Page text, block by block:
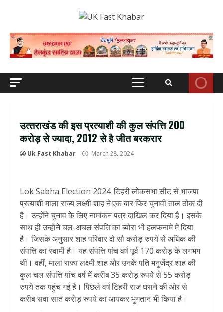
Primary
उत्‍तराखंड की इस प्रत्‍याशी की कुल संपत्ति 200
करोड़ से ज्‍यादा, 2012 से है जीत बरकरार
Uk Fast Khabar March 28, 2024
Lok Sabha Election 2024: टिहरी लोकसभा सीट से भाजपा
प्रत्याशी माला राज्य लक्ष्मी शाह ने एक बार फिर चुनावी ताल ठोक दी
है। उन्होंने चुनाव के लिए नामांकन पत्र दाखिल कर दिया है। इसके
साथ ही उन्होंने चल-अचल संपत्ति का ब्योरा भी हलफनामे में दिया
है। जिसके अनुसार शाह परिवार दो सौ करोड़ रुपये से अधिक की
संपत्ति का स्वामी है। यह संपत्ति पांच वर्ष पूर्व 170 करोड़ के लगभग
थी। वहीं, माला राज्य लक्ष्मी शाह और उनके पति मनुजेंद्र शाह की
कुल चल संपत्ति पांच वर्ष में करीब 35 करोड़ रुपये से 55 करोड़
रुपये तक पहुंच गई है। पिछले वर्ष टिहरी राज घराने की ओर से
करीब सवा सात करोड़ रुपये का आयकर भुगतान भी किया है।